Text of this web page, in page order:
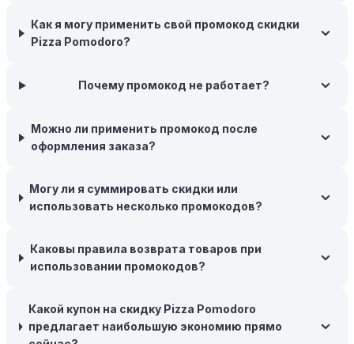
побудить вас завершить покупку.
время межсезонных распродаж, когда магазины
предлагают большие скидки, чтобы освободить
товары на следующий сезон, когда они будут в
продаже.
интернет-магазинов часто предлагают бесплатную
доставку, что позволяет сэкономить. Некоторые
заказе на сумму, превышающую определенную,
поэтому рассмотрите возможность покупки
Следите за социальными сетями:Следите за Pizza
Pomodoro в социальных сетях, таких как VK, Facebook
Как я могу применить свой промокод скидки
Pizza Pomodoro?
Почему промокод не работает?
Можно ли применить промокод после
оформления заказа?
Могу ли я суммировать скидки или
использовать несколько промокодов?
Каковы правила возврата товаров при
использовании промокодов?
Какой купон на скидку Pizza Pomodoro
предлагает наибольшую экономию прямо